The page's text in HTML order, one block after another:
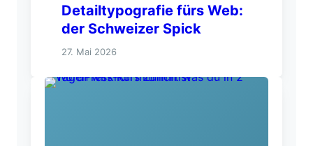
Detailtypografie fürs Web:
der Schweizer Spick
27. Mai 2026